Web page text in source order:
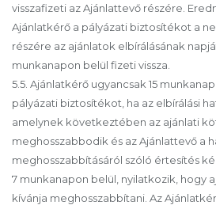
visszafizeti az Ajánlattevő részére.
Ajánlatkérő a pályázati biztosítékot a
részére az ajánlatok elbírálásának
munkanapon belül fizeti vissza.
5.5. Ajánlatkérő ugyancsak 15
pályázati biztosítékot, ha az elbírálási
amelynek következtében az ajánlati
meghosszabbodik és az Ajánlattevő a
meghosszabbításáról szóló értesítés
7 munkanapon belül, nyilatkozik, hogy
kívánja meghosszabbítani. Az